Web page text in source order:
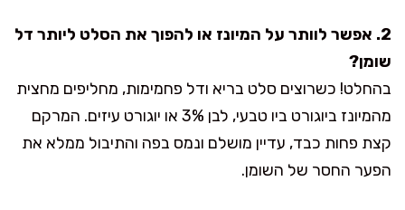
2. אפשר לוותר על המיונז או להפוך את הסלט ליותר דל
שומן?
בהחלט! כשרוצים סלט בריא ודל פחמימות, מחליפים מחצית
מהמיונז ביוגורט ביו טבעי, לבן 3% או יוגורט עיזים. המרקם
קצת פחות כבד, עדיין מושלם ונמס בפה והתיבול ממלא את
הפער החסר של השומן.